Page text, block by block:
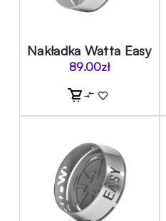
Nakładka Watta Easy
89.00zł